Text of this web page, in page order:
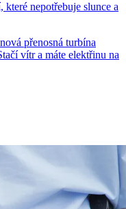
nepotřebuje slunce a
přenosná turbína
vítr a máte elektřinu na